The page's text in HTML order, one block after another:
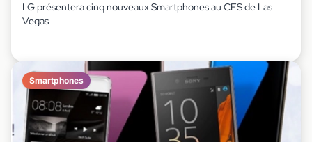
LG présentera cinq nouveaux Smartphones au CES de Las
Vegas
Smartphones